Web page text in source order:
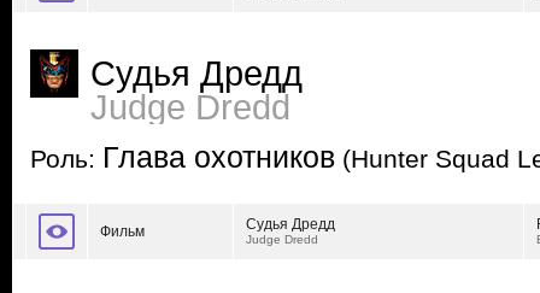
Судья Дредд
Judge Dredd
Роль: Глава охотников (Hunter Squad
Фильм Судья Дредд
Judge Dredd